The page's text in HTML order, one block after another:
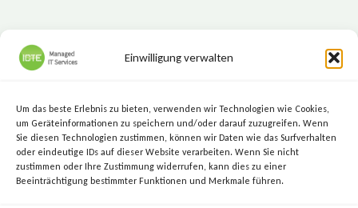
Einwilligung verwalten
Um das beste Erlebnis zu bieten, verwenden wir Technologien wie Cookies,
um Geräteinformationen zu speichern und/oder darauf zuzugreifen. Wenn
Sie diesen Technologien zustimmen, können wir Daten wie das Surfverhalten
oder eindeutige IDs auf dieser Website verarbeiten. Wenn Sie nicht
zustimmen oder Ihre Zustimmung widerrufen, kann dies zu einer
Beeinträchtigung bestimmter Funktionen und Merkmale führen.
Marktgasse 7, 8720 Knittelfeld
+43 (3512) 209 00
info@icte.biz